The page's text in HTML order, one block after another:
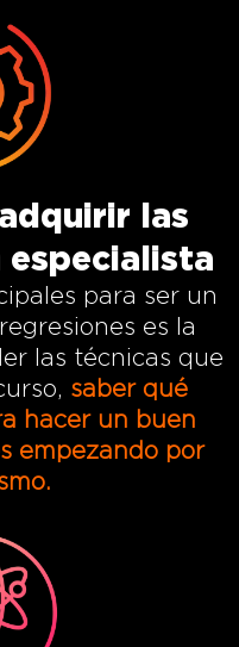
las
especialista
para ser un
es la
las técnicas que
saber qué
hacer un buen
empezando por